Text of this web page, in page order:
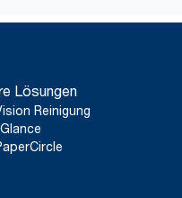
Lösungen
Reinigung